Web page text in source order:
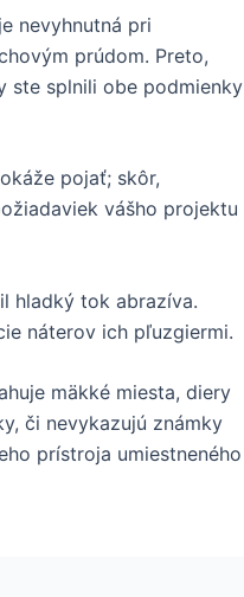
nevyhnutná pri
prúdom. Preto,
ste splnili obe podmienky
pojať; skôr,
vášho projektu
hladký tok abrazíva.
náterov ich pľuzgiermi.
mäkké miesta, diery
či nevykazujú známky
prístroja umiestneného